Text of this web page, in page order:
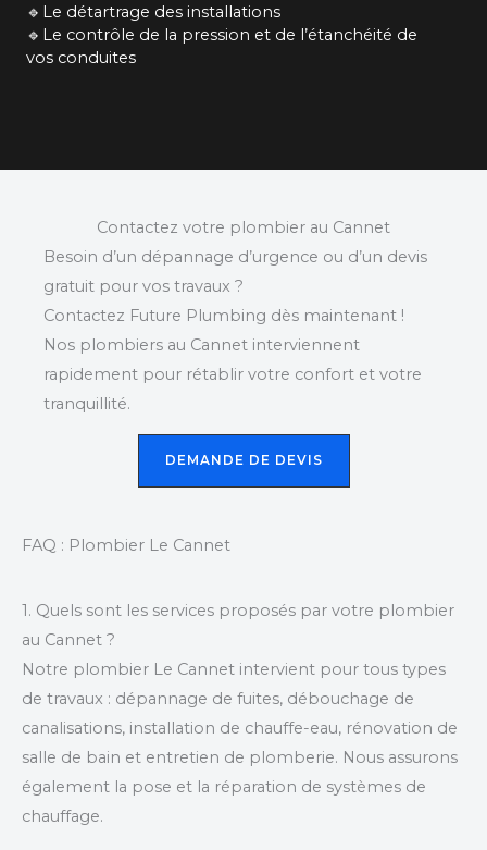
🔹Le détartrage des installations
🔹Le contrôle de la pression et de l’étanchéité de
vos conduites
Contactez votre plombier au Cannet
Besoin d’un dépannage d’urgence ou d’un devis
gratuit pour vos travaux ?
Contactez Future Plumbing dès maintenant !
Nos plombiers au Cannet interviennent
rapidement pour rétablir votre confort et votre
tranquillité.
DEMANDE DE DEVIS
FAQ : Plombier Le Cannet
1. Quels sont les services proposés par votre plombier
au Cannet ?
Notre plombier Le Cannet intervient pour tous types
de travaux : dépannage de fuites, débouchage de
canalisations, installation de chauffe-eau, rénovation de
salle de bain et entretien de plomberie. Nous assurons
également la pose et la réparation de systèmes de
chauffage.